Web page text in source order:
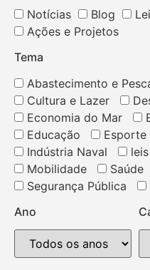
Notícias
Blog
Ações e Projetos
Tema
Abastecimento e
Cultura e Lazer
Economia do Mar
Educação
Esporte
Indústria Naval
leis
Mobilidade
Saúde
Segurança Pública
Ano